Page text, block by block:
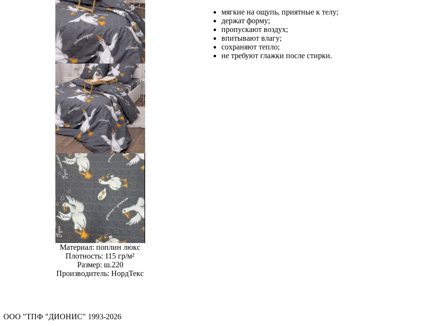
Материал: поплин люкс
Плотность: 115 гр/м²
Размер: ш.220
Производитель: НордТекс
мягкие на ощупь, приятные к телу;
держат форму;
пропускают воздух;
впитывают влагу;
сохраняют тепло;
не требуют глажки после стирки.
ООО "ТПФ "ДИОНИС" 1993-2026